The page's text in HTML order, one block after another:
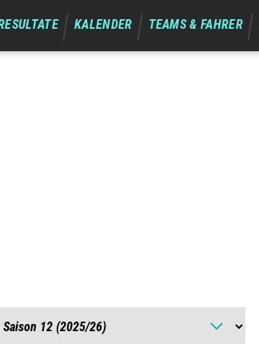
KALENDER TEAMS & FAHRER